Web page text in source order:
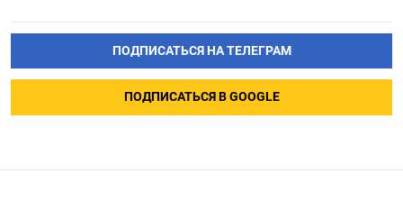
ПОДПИСАТЬСЯ НА ТЕЛЕГРАМ
ПОДПИСАТЬСЯ В GOOGLE